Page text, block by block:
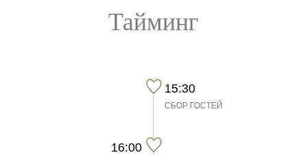
Тайминг
15:30
СБОР ГОСТЕЙ
16:00